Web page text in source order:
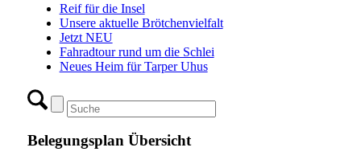
Reif für die Insel
Unsere aktuelle Brötchenvielfalt
Jetzt NEU
Fahradtour rund um die Schlei
Neues Heim für Tarper Uhus
Belegungsplan Übersicht